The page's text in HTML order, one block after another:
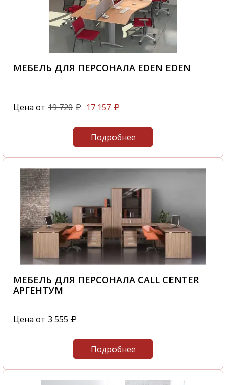
МЕБЕЛЬ ДЛЯ ПЕРСОНАЛА EDEN EDEN
Цена от 19 720 ₽ 17 157 ₽
Подробнее
МЕБЕЛЬ ДЛЯ ПЕРСОНАЛА CALL CENTER
АРГЕНТУМ
Цена от 3 555 ₽
Подробнее